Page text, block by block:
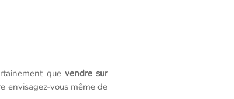
quevendre sur
envisagez-vous même de